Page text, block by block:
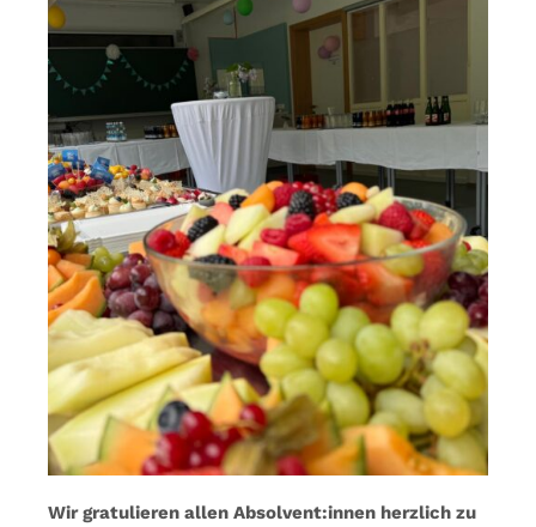
Wir gratulieren allen Absolvent:innen herzlich zu